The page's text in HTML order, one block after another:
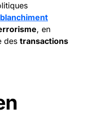
blanchiment
, en
des transactions